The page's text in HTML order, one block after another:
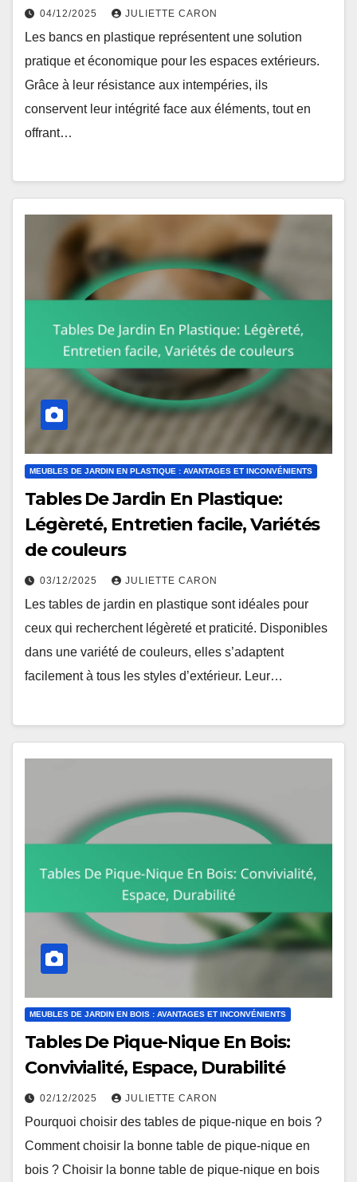
04/12/2025 JULIETTE CARON
Les bancs en plastique représentent une solution
pratique et économique pour les espaces extérieurs.
Grâce à leur résistance aux intempéries, ils
conservent leur intégrité face aux éléments, tout en
offrant…
MEUBLES DE JARDIN EN PLASTIQUE : AVANTAGES ET INCONVÉNIENTS
Tables De Jardin En Plastique:
Légèreté, Entretien facile, Variétés
de couleurs
03/12/2025 JULIETTE CARON
Les tables de jardin en plastique sont idéales pour
ceux qui recherchent légèreté et praticité. Disponibles
dans une variété de couleurs, elles s’adaptent
facilement à tous les styles d’extérieur. Leur…
MEUBLES DE JARDIN EN BOIS : AVANTAGES ET INCONVÉNIENTS
Tables De Pique-Nique En Bois:
Convivialité, Espace, Durabilité
02/12/2025 JULIETTE CARON
Pourquoi choisir des tables de pique-nique en bois ?
Comment choisir la bonne table de pique-nique en
bois ? Choisir la bonne table de pique-nique en bois